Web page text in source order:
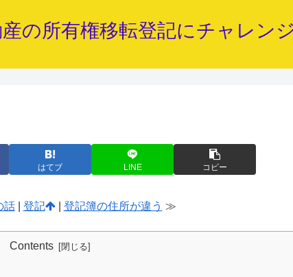
の所有権移転登記にチャレン
はてブ LINE コピー
話| 登記 | 登記簿の住所が違う ≫
Contents